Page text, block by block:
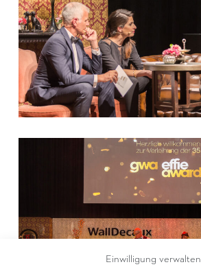
Einwilligung verwalten